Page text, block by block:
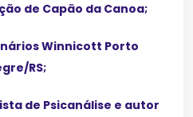
de Capão da Canoa;
Winnicott Porto
RS;
de Psicanálise e autor